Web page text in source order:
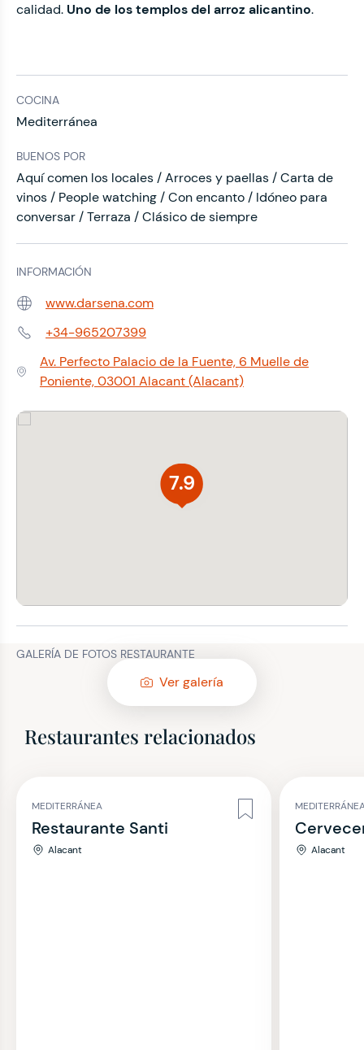
calidad. Uno de los templos del arroz alicantino.
COCINA
Mediterránea
BUENOS POR
Aquí comen los locales / Arroces y paellas / Carta de
vinos / People watching / Con encanto / Idóneo para
conversar / Terraza / Clásico de siempre
INFORMACIÓN
Web: www.darsena.com
Teléfono:+34-965207399
Dirección:
Av. Perfecto Palacio de la Fuente, 6 Muelle de
Poniente, 03001 Alacant (Alacant)
7.9
GALERÍA DE FOTOS RESTAURANTE
Ver galería
Restaurantes relacionados
MEDITERRÁNEA
Restaurante Santi
Alacant Alacant